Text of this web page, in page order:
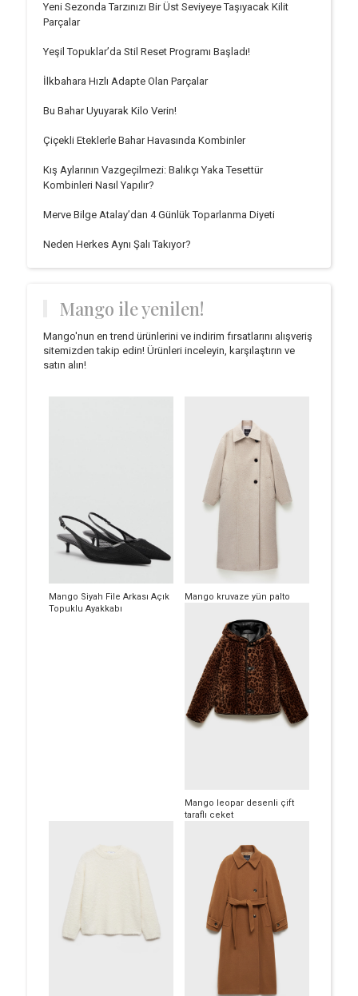
Yeni Sezonda Tarzınızı Bir Üst Seviyeye Taşıyacak Kilit
Parçalar
Yeşil Topuklar’da Stil Reset Programı Başladı!
İlkbahara Hızlı Adapte Olan Parçalar
Bu Bahar Uyuyarak Kilo Verin!
Çiçekli Eteklerle Bahar Havasında Kombinler
Kış Aylarının Vazgeçilmezi: Balıkçı Yaka Tesettür
Kombinleri Nasıl Yapılır?
Merve Bilge Atalay’dan 4 Günlük Toparlanma Diyeti
Neden Herkes Aynı Şalı Takıyor?
Mango ile yenilen!
Mango'nun en trend ürünlerini ve indirim fırsatlarını alışveriş
sitemizden takip edin! Ürünleri inceleyin, karşılaştırın ve
satın alın!
Mango Siyah File Arkası Açık
Topuklu Ayakkabı
Mango kruvaze yün palto
Mango leopar desenli çift
taraflı ceket